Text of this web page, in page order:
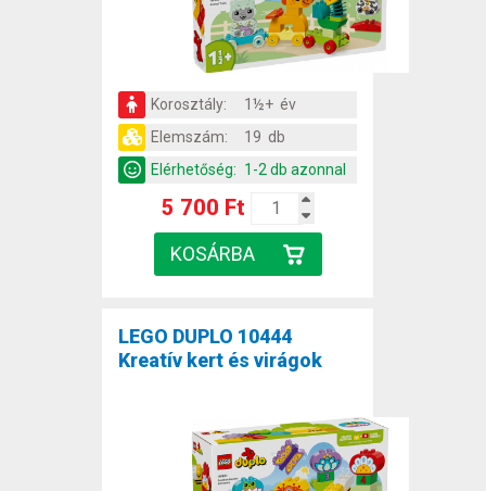
Korosztály:
1½+ év
Elemszám:
19 db
Elérhetőség: 1-2 db azonnal
5 700 Ft
LEGO DUPLO 10444
Kreatív kert és virágok